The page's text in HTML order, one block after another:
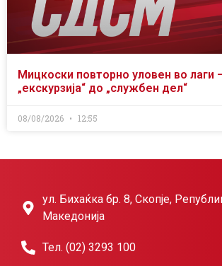
Мицкоски повторно уловен во лаги
„екскурзија“ до „службен дел“
08/08/2026 12:55
ул. Бихаќка бр. 8, Скопје,
Македонија
Тел. (02) 3293 100